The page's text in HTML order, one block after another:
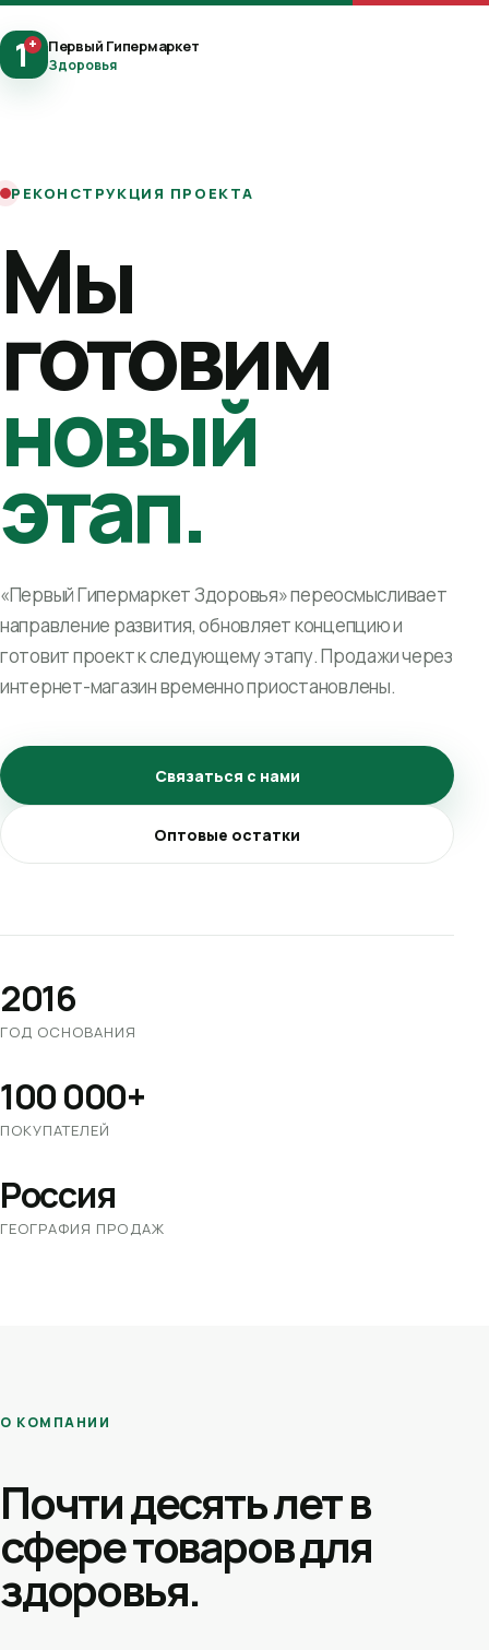
1+ Первый Гипермаркет
Здоровья
РЕКОНСТРУКЦИЯ ПРОЕКТА
Мы
готовим
новый
этап.
«Первый Гипермаркет Здоровья» переосмысливает
направление развития, обновляет концепцию и
готовит проект к следующему этапу. Продажи через
интернет-магазин временно приостановлены.
Связаться с нами
Оптовые остатки
2016
ГОД ОСНОВАНИЯ
100 000+
ПОКУПАТЕЛЕЙ
Россия
ГЕОГРАФИЯ ПРОДАЖ
О КОМПАНИИ
Почти десять лет в
сфере товаров для
здоровья.